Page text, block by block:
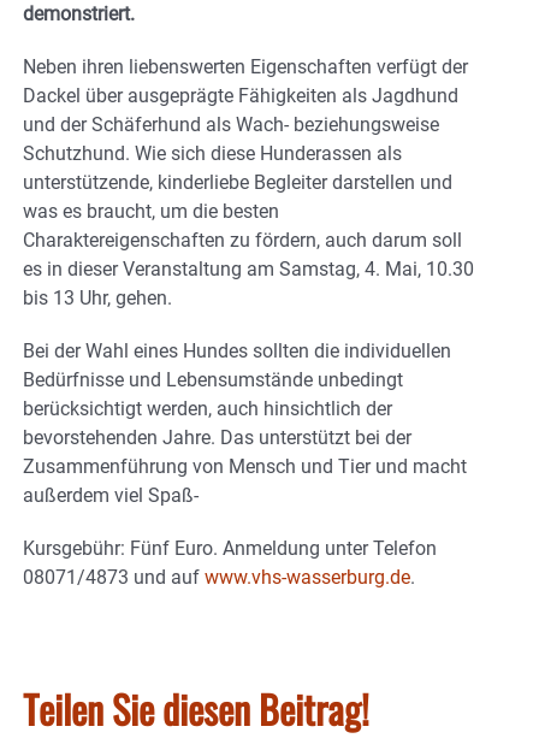
demonstriert.
Neben ihren liebenswerten Eigenschaften verfügt der
Dackel über ausgeprägte Fähigkeiten als Jagdhund
und der Schäferhund als Wach- beziehungsweise
Schutzhund. Wie sich diese Hunderassen als
unterstützende, kinderliebe Begleiter darstellen und
was es braucht, um die besten
Charaktereigenschaften zu fördern, auch darum soll
es in dieser Veranstaltung am Samstag, 4. Mai, 10.30
bis 13 Uhr, gehen.
Bei der Wahl eines Hundes sollten die individuellen
Bedürfnisse und Lebensumstände unbedingt
berücksichtigt werden, auch hinsichtlich der
bevorstehenden Jahre. Das unterstützt bei der
Zusammenführung von Mensch und Tier und macht
außerdem viel Spaß-
Kursgebühr: Fünf Euro. Anmeldung unter Telefon
08071/4873 und auf www.vhs-wasserburg.de.
Teilen Sie diesen Beitrag!